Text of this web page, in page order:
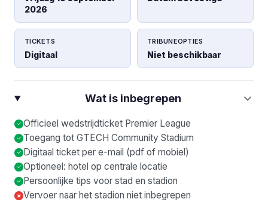
2026
TICKETS
Digitaal
TRIBUNEOPTIES
Niet beschikbaar
Wat is inbegrepen
Officieel wedstrijdticket Premier League
Toegang tot GTECH Community Stadium
Digitaal ticket per e-mail (pdf of mobiel)
Optioneel: hotel op centrale locatie
Persoonlijke tips voor stad en stadion
× Vervoer naar het stadion niet inbegrepen